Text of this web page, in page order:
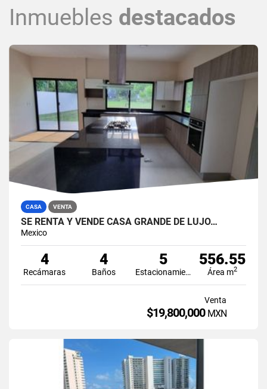
Inmuebles destacados
CASA VENTA
SE RENTA Y VENDE CASA GRANDE DE LUJO…
Mexico
4
Recámaras
4
Baños
5
Estacionamiento
556.55
Área m2
Venta
$19,800,000 MXN